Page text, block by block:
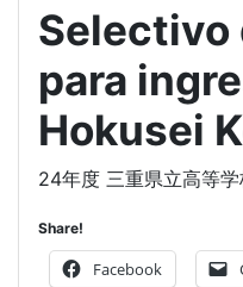
Selectivo
para
Hokusei
24年度 三重県立高等
Share!
Facebook